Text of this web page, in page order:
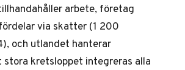
arbete, företag
via skatter (1 200
och utlandet hanterar
kretsloppet integreras alla